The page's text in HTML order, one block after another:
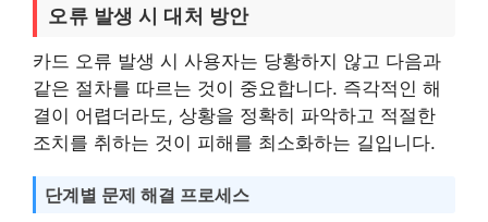
오류 발생 시 대처 방안
카드 오류 발생 시 사용자는 당황하지 않고 다음과
같은 절차를 따르는 것이 중요합니다. 즉각적인 해
결이 어렵더라도, 상황을 정확히 파악하고 적절한
조치를 취하는 것이 피해를 최소화하는 길입니다.
단계별 문제 해결 프로세스